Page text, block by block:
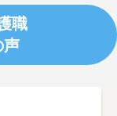
職
声